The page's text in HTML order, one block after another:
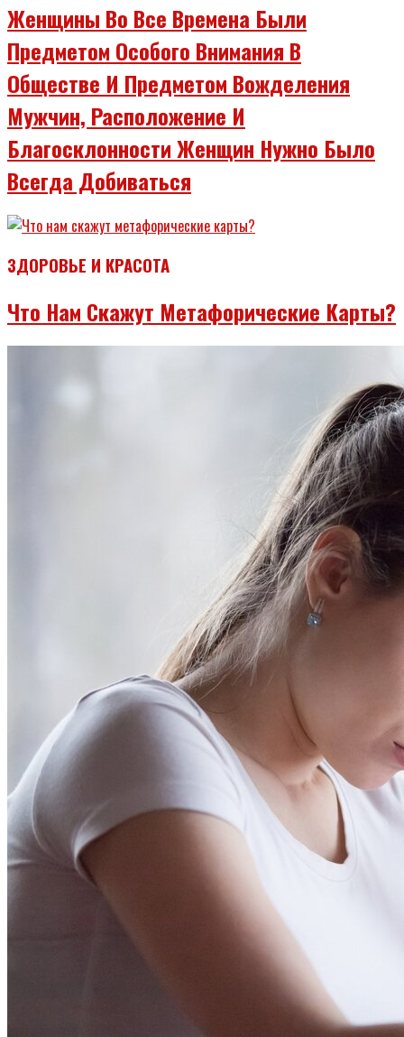
Женщины Во Все Времена Были
Предметом Особого Внимания В
Обществе И Предметом Вожделения
Мужчин, Расположение И
Благосклонности Женщин Нужно Было
Всегда Добиваться
ЗДОРОВЬЕ И КРАСОТА
Что Нам Скажут Метафорические Карты?